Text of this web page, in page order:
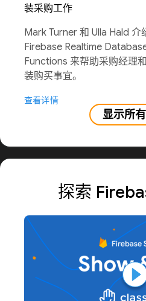
装采购工作
Mark Turner 和 Ulla Hald 介
Firebase Realtime
Functions 来帮助采购经理
装购买事宜。
查看详情
显示所
探索